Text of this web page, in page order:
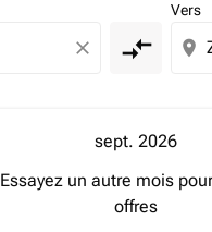
close compare_arrows
Vers
location_on
sept. 2026
Essayez un autre mois
offres